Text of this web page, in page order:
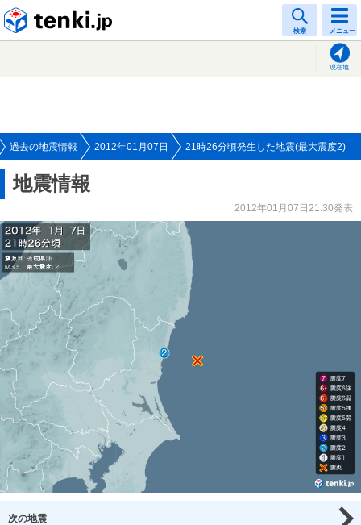
検索 メニュー
現在地
過去の地震情報 2012年01月07日 21時26分頃発生した地震(最大震度2)
地震情報
2012年01月07日21:30発表
次の地震